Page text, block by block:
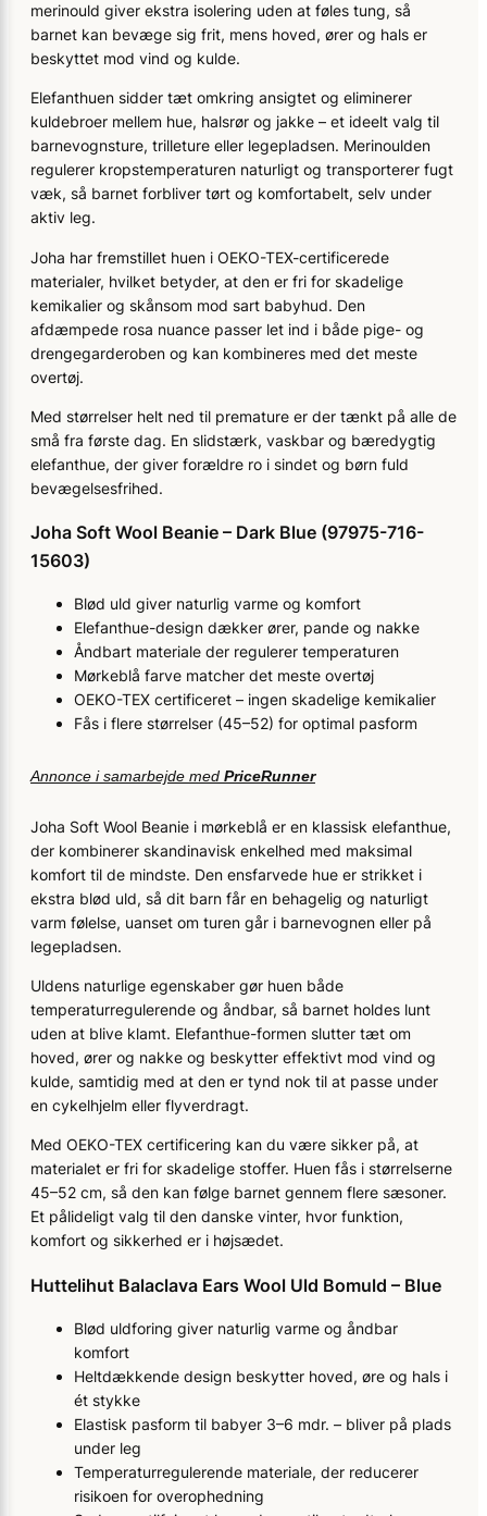
merinould giver ekstra isolering uden at føles tung, så
barnet kan bevæge sig frit, mens hoved, ører og hals er
beskyttet mod vind og kulde.
Elefanthuen sidder tæt omkring ansigtet og eliminerer
kuldebroer mellem hue, halsrør og jakke – et ideelt valg til
barnevognsture, trilleture eller legepladsen. Merinoulden
regulerer kropstemperaturen naturligt og transporterer fugt
væk, så barnet forbliver tørt og komfortabelt, selv under
aktiv leg.
Joha har fremstillet huen i OEKO-TEX-certificerede
materialer, hvilket betyder, at den er fri for skadelige
kemikalier og skånsom mod sart babyhud. Den
afdæmpede rosa nuance passer let ind i både pige- og
drengegarderoben og kan kombineres med det meste
overtøj.
Med størrelser helt ned til premature er der tænkt på alle de
små fra første dag. En slidstærk, vaskbar og bæredygtig
elefanthue, der giver forældre ro i sindet og børn fuld
bevægelsesfrihed.
Joha Soft Wool Beanie – Dark Blue (97975-716-
15603)
Blød uld giver naturlig varme og komfort
Elefanthue-design dækker ører, pande og nakke
Åndbart materiale der regulerer temperaturen
Mørkeblå farve matcher det meste overtøj
OEKO-TEX certificeret – ingen skadelige kemikalier
Fås i flere størrelser (45–52) for optimal pasform
Annonce i samarbejde med PriceRunner
Joha Soft Wool Beanie i mørkeblå er en klassisk elefanthue,
der kombinerer skandinavisk enkelhed med maksimal
komfort til de mindste. Den ensfarvede hue er strikket i
ekstra blød uld, så dit barn får en behagelig og naturligt
varm følelse, uanset om turen går i barnevognen eller på
legepladsen.
Uldens naturlige egenskaber gør huen både
temperaturregulerende og åndbar, så barnet holdes lunt
uden at blive klamt. Elefanthue-formen slutter tæt om
hoved, ører og nakke og beskytter effektivt mod vind og
kulde, samtidig med at den er tynd nok til at passe under
en cykelhjelm eller flyverdragt.
Med OEKO-TEX certificering kan du være sikker på, at
materialet er fri for skadelige stoffer. Huen fås i størrelserne
45–52 cm, så den kan følge barnet gennem flere sæsoner.
Et pålideligt valg til den danske vinter, hvor funktion,
komfort og sikkerhed er i højsædet.
Huttelihut Balaclava Ears Wool Uld Bomuld – Blue
Blød uldforing giver naturlig varme og åndbar
komfort
Heltdækkende design beskytter hoved, øre og hals i
ét stykke
Elastisk pasform til babyer 3–6 mdr. – bliver på plads
under leg
Temperaturregulerende materiale, der reducerer
risikoen for overophedning